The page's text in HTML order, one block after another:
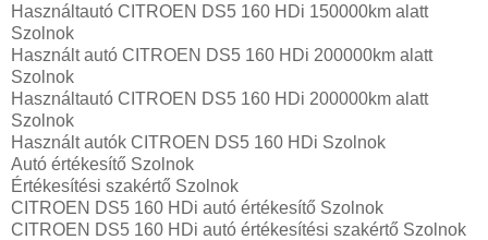
Használtautó‎ CITROEN DS5 160 HDi 150000km alatt
Szolnok
Használt autó‎ CITROEN DS5 160 HDi 200000km alatt
Szolnok
Használtautó‎ CITROEN DS5 160 HDi 200000km alatt
Szolnok
Használt autó‎k CITROEN DS5 160 HDi Szolnok
Autó értékesítő Szolnok
Értékesítési szakértő Szolnok
CITROEN DS5 160 HDi autó értékesítő Szolnok
CITROEN DS5 160 HDi autó értékesítési szakértő Szolnok